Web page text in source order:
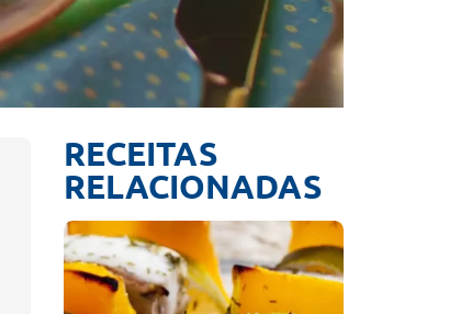
RECEITAS
RELACIONADAS